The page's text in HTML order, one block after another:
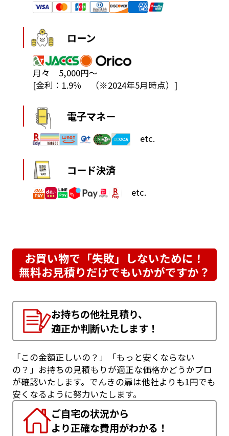
ローン
月々 5,000円～
[金利：1.9％ （※2024年5月時点）]
電子マネー
etc.
コード決済
etc.
お買い物で「失敗」しないために！
無料お見積りだけでもいかがですか？
お持ちの他社見積り、
適正か判断いたします！
「この金額正しいの？」「もっと安くならない
の？」お持ちの見積もりが適正な価格かどうかプロ
が確認いたします。でんきの扉は他社よりも1円でも
安くなるように努力いたします。
ご自宅の状況から
より正確な費用がわかる！